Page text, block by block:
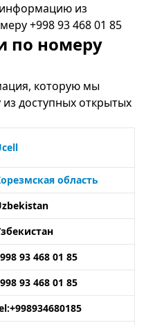
из
+998 93 468 01 85
по номеру
которую мы
доступных открытых
область
93 468 01 85
93 468 01 85